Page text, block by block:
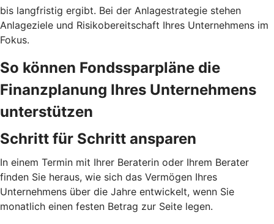
bis langfristig ergibt. Bei der Anlagestrategie stehen
Anlageziele und Risikobereitschaft Ihres Unternehmens im
Fokus.
So können Fondssparpläne die
Finanzplanung Ihres Unternehmens
unterstützen
Schritt für Schritt ansparen
In einem Termin mit Ihrer Beraterin oder Ihrem Berater
finden Sie heraus, wie sich das Vermögen Ihres
Unternehmens über die Jahre entwickelt, wenn Sie
monatlich einen festen Betrag zur Seite legen.